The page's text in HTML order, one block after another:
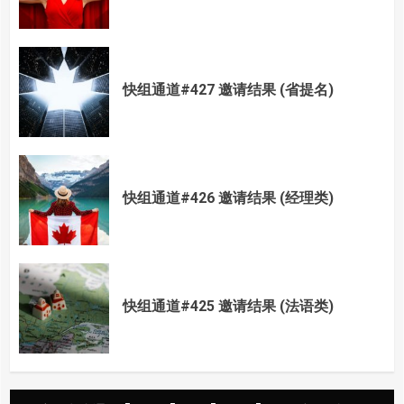
快组通道#427 邀请结果 (省提名)
快组通道#426 邀请结果 (经理类)
快组通道#425 邀请结果 (法语类)